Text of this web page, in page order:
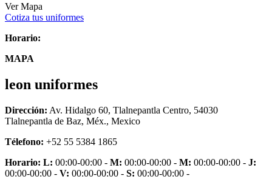
Ver Mapa
Cotiza tus uniformes
Horario:
MAPA
leon uniformes
Dirección: Av. Hidalgo 60, Tlalnepantla Centro, 54030
Tlalnepantla de Baz, Méx., Mexico
Télefono: +52 55 5384 1865
Horario: L: 00:00-00:00 - M: 00:00-00:00 - M: 00:00-00:00 - J:
00:00-00:00 - V: 00:00-00:00 - S: 00:00-00:00 -